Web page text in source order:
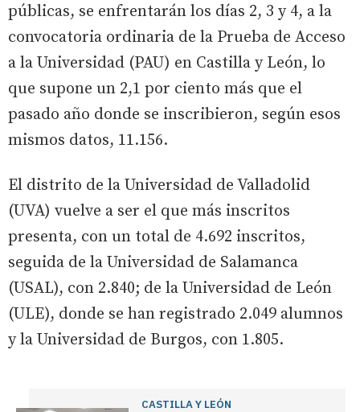
públicas, se enfrentarán los días 2, 3 y 4, a la
convocatoria ordinaria de la Prueba de Acceso
a la Universidad (PAU) en Castilla y León, lo
que supone un 2,1 por ciento más que el
pasado año donde se inscribieron, según esos
mismos datos, 11.156.
El distrito de la Universidad de Valladolid
(UVA) vuelve a ser el que más inscritos
presenta, con un total de 4.692 inscritos,
seguida de la Universidad de Salamanca
(USAL), con 2.840; de la Universidad de León
(ULE), donde se han registrado 2.049 alumnos
y la Universidad de Burgos, con 1.805.
CASTILLA Y LEÓN